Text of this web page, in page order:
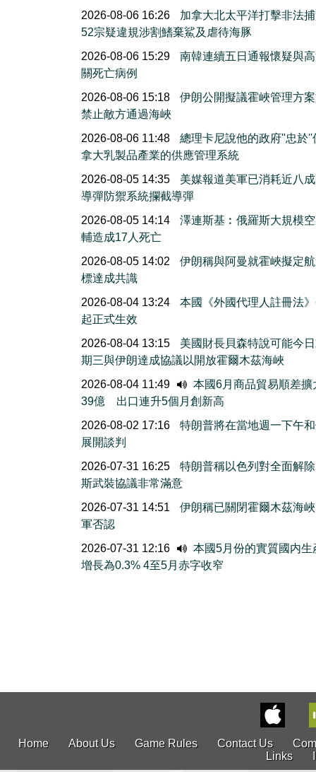
2026-08-06 16:26
加拿大北太平洋打擊非法
52宗疑違規涉割鰭棄鯊及虐待海豚
2026-08-06 15:29
南韓連續五日通報懷疑與
關死亡病例
2026-08-06 15:18
伊朗公開擬議霍峽管理方
禁止敵方通過海峽
2026-08-06 11:48
總理卡尼說他的政府''忠於''
拿大乳製品產業的供應管理系統
2026-08-05 14:35
美媒報道美軍已消耗近八
導彈防禦系統攔截導彈
2026-08-05 14:14
澤連斯基︰俄羅斯大規模
輔造成17人死亡
2026-08-05 14:02
伊朗稱與阿曼就霍峽擬定
標達成共識
2026-08-04 13:24
本國《外國代理人註冊法
起正式生效
2026-08-04 13:15
美國財長貝森特說可能今
期三與伊朗達成協議以開放霍爾木茲海峽
2026-08-04 11:49
本國6月商品貿易順差擴
39億 出口連升5個月創新高
2026-08-02 17:16
特朗普將在當地週一下午
展開談判
2026-07-31 16:25
特朗普稱以色列對全面解
斯武裝協議非常滿意
2026-07-31 14:51
伊朗稱已關閉霍爾木茲海
軍否認
2026-07-31 12:16
本國5月份的實質國内生
增長為0.3% 4至5月赤字收窄
Home About Us Game Rules Contact Us
Links